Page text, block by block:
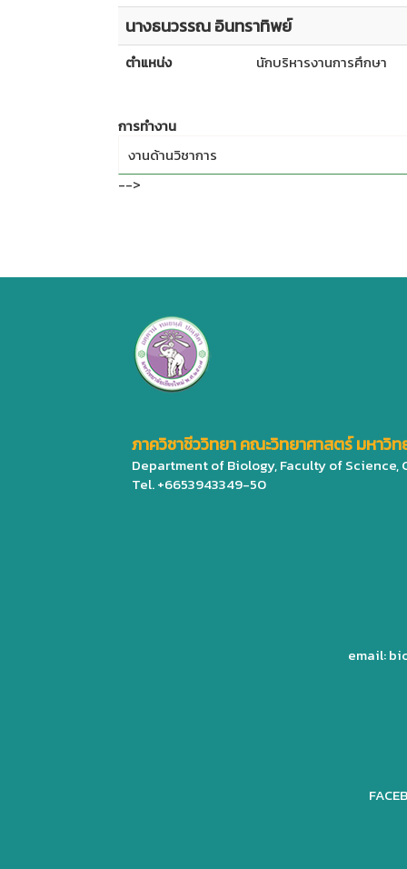
นางธนวรรณ อินทราทิพย์
ตำแหน่ง นักบริหารงานการศึกษา
การทำงาน
งานด้านวิชาการ
-->
ภาควิชาชีววิทยา คณะวิทยาศาสตร์ มหาวิท
Department of Biology, Faculty of
Tel. +6653943349-50
email: